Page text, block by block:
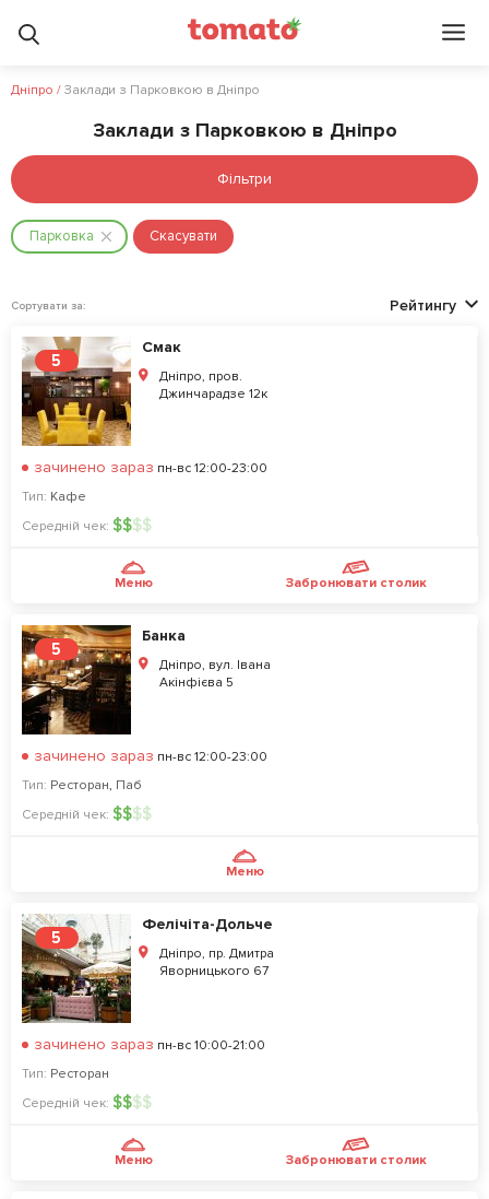
Дніпро / Заклади з Парковкою в Дніпро
Заклади з Парковкою в Дніпро
Фільтри
Парковка Скасувати
Сортувати за: Рейтингу
5
Смак
Дніпро, пров.
Джинчарадзе 12к
зачинено зараз пн-вс 12:00-23:00
Тип: Кафе
Середній чек: $$$$
Меню Забронювати столик
5
Банка
Дніпро, вул. Івана
Акінфієва 5
зачинено зараз пн-вс 12:00-23:00
Тип: Ресторан, Паб
Середній чек: $$$$
Меню
5
Фелічіта-Дольче
Дніпро, пр. Дмитра
Яворницького 67
зачинено зараз пн-вс 10:00-21:00
Тип: Ресторан
Середній чек: $$$$
Меню Забронювати столик